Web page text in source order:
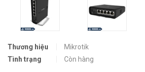
Thương hiệu
Mikrotik
Tình trạng
Còn hàng